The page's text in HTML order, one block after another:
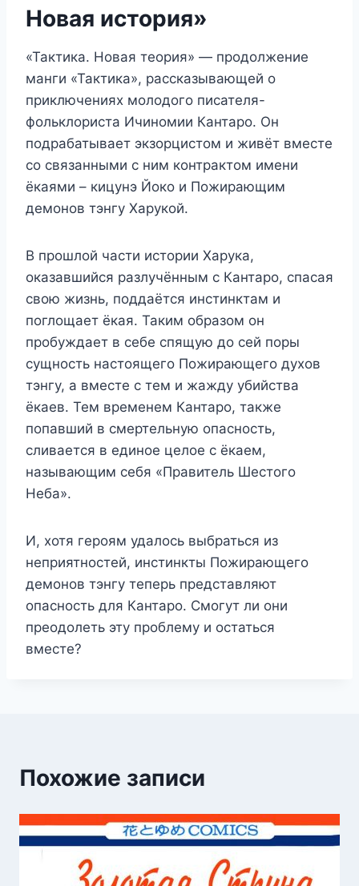
Новая история»
«Тактика. Новая теория» — продолжение
манги «Тактика», рассказывающей о
приключениях молодого писателя-
фольклориста Ичиномии Кантаро. Он
подрабатывает экзорцистом и живёт вместе
со связанными с ним контрактом имени
ёкаями – кицунэ Йоко и Пожирающим
демонов тэнгу Харукой.
В прошлой части истории Харука,
оказавшийся разлучённым с Кантаро, спасая
свою жизнь, поддаётся инстинктам и
поглощает ёкая. Таким образом он
пробуждает в себе спящую до сей поры
сущность настоящего Пожирающего духов
тэнгу, а вместе с тем и жажду убийства
ёкаев. Тем временем Кантаро, также
попавший в смертельную опасность,
сливается в единое целое с ёкаем,
называющим себя «Правитель Шестого
Неба».
И, хотя героям удалось выбраться из
неприятностей, инстинкты Пожирающего
демонов тэнгу теперь представляют
опасность для Кантаро. Смогут ли они
преодолеть эту проблему и остаться
вместе?
Похожие записи